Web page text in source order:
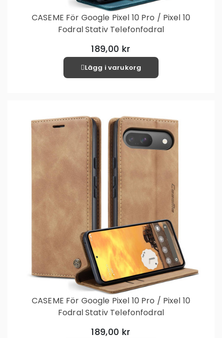
CASEME För Google Pixel 10 Pro / Pixel 10
Fodral Stativ Telefonfodral
189,00 kr
Lägg i varukorg
CASEME För Google Pixel 10 Pro / Pixel 10
Fodral Stativ Telefonfodral
189,00 kr